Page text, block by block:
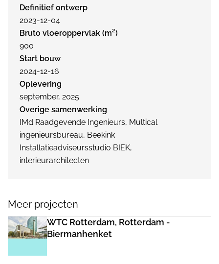
Definitief ontwerp
2023-12-04
Bruto vloeroppervlak (m²)
900
Start bouw
2024-12-16
Oplevering
september, 2025
Overige samenwerking
IMd Raadgevende Ingenieurs, Multical
ingenieursbureau, Beekink
Installatieadviseursstudio BIEK,
interieurarchitecten
Meer projecten
WTC Rotterdam, Rotterdam -
Biermanhenket